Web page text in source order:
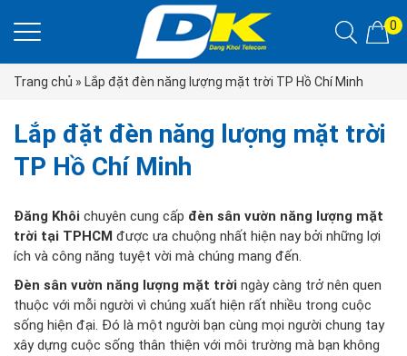
0
Trang chủ » Lắp đặt đèn năng lượng mặt trời TP Hồ Chí Minh
Lắp đặt đèn năng lượng mặt trời
TP Hồ Chí Minh
Đăng Khôi chuyên cung cấp đèn sân vườn năng lượng mặt
trời tại TPHCM được ưa chuộng nhất hiện nay bởi những lợi
ích và công năng tuyệt vời mà chúng mang đến.
Đèn sân vườn năng lượng mặt trời ngày càng trở nên quen
thuộc với mỗi người vì chúng xuất hiện rất nhiều trong cuộc
sống hiện đại. Đó là một người bạn cùng mọi người chung tay
xây dựng cuộc sống thân thiện với môi trường mà bạn không